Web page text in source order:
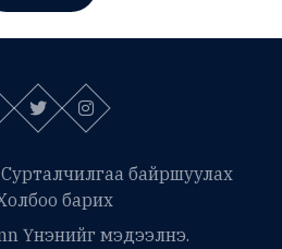
Сурталчилгаа байршуулах
барих
Үнэнийг мэдээлнэ.